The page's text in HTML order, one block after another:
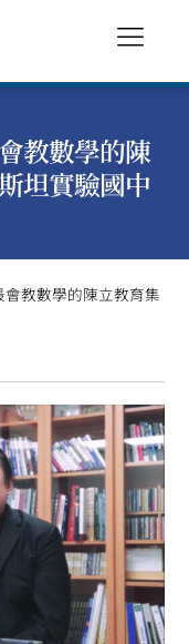
教數學的陳
坦實驗國中
教數學的陳立教育集